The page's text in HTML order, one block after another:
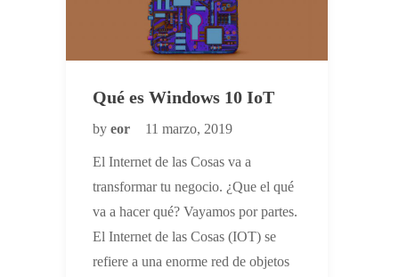
Qué es Windows 10 IoT
by eor 11 marzo, 2019
El Internet de las Cosas va a
transformar tu negocio. ¿Que el qué
va a hacer qué? Vayamos por partes.
El Internet de las Cosas (IOT) se
refiere a una enorme red de objetos